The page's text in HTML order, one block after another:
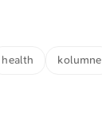
health kolumne